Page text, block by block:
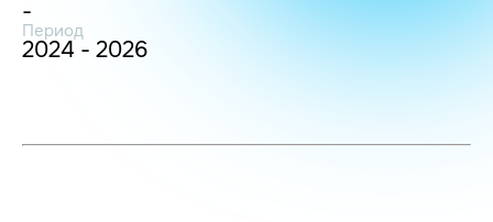
-
Период
2024 - 2026